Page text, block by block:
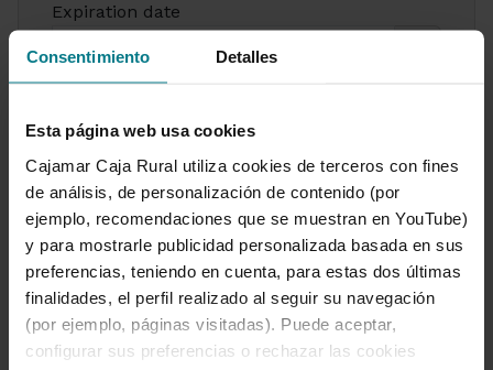
Consentimiento Detalles
Esta página web usa cookies
Cajamar Caja Rural utiliza cookies de terceros con fines
de análisis, de personalización de contenido (por
ejemplo, recomendaciones que se muestran en YouTube)
y para mostrarle publicidad personalizada basada en sus
preferencias, teniendo en cuenta, para estas dos últimas
finalidades, el perfil realizado al seguir su navegación
(por ejemplo, páginas visitadas). Puede aceptar,
configurar sus preferencias o rechazar las cookies
Expiration date
Last 4 digits of the credit account
If the payment method is a check, you must
leave the field empty
Mobile phone